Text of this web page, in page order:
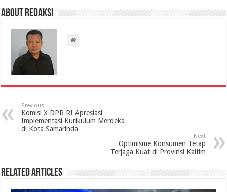
About Redaksi
Previous
Komisi X DPR RI Apresiasi
Implementasi Kurikulum Merdeka
di Kota Samarinda
Next
Optimisme Konsumen Tetap
Terjaga Kuat di Provinsi Kaltim
Related Articles